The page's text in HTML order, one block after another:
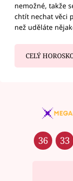
nemožné, takže
chtít nechat věci
než uděláte
CELÝ
36 33